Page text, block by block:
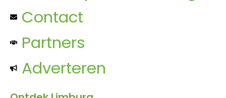
Contact
Partners
Adverteren